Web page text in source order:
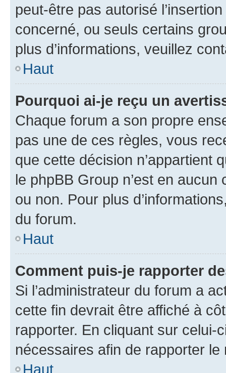
peut-être pas autorisé
concerné, ou seuls certains
plus d’informations, veuillez
Haut
Pourquoi ai-je reçu un
Chaque forum a son propre
pas une de ces règles, vous
que cette décision n’appartient
le phpBB Group n’est en
ou non. Pour plus
du forum.
Haut
Comment puis-je rapporter
Si l’administrateur du forum a
cette fin devrait être affiché à
rapporter. En cliquant sur
nécessaires afin de rapporter le
Haut